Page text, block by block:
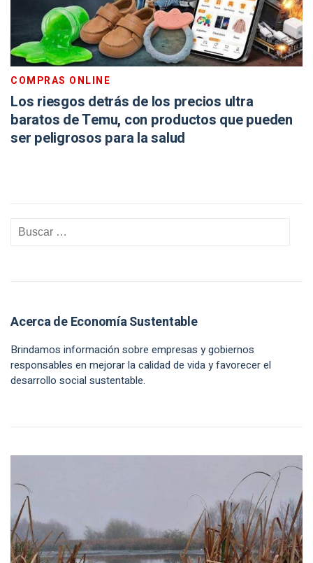
COMPRAS ONLINE
Los riesgos detrás de los precios ultra
baratos de Temu, con productos que pueden
ser peligrosos para la salud
Acerca de Economía Sustentable
Brindamos información sobre empresas y gobiernos
responsables en mejorar la calidad de vida y favorecer el
desarrollo social sustentable.